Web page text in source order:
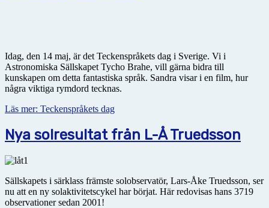
Idag, den 14 maj, är det Teckenspråkets dag i Sverige. Vi i
Astronomiska Sällskapet Tycho Brahe, vill gärna bidra till
kunskapen om detta fantastiska språk. Sandra visar i en film, hur
några viktiga rymdord tecknas.
Läs mer: Teckenspråkets dag
Nya solresultat från L-Å Truedsson
Sällskapets i särklass främste solobservatör, Lars-Åke Truedsson, ser
nu att en ny solaktivitetscykel har börjat. Här redovisas hans 3719
observationer sedan 2001!